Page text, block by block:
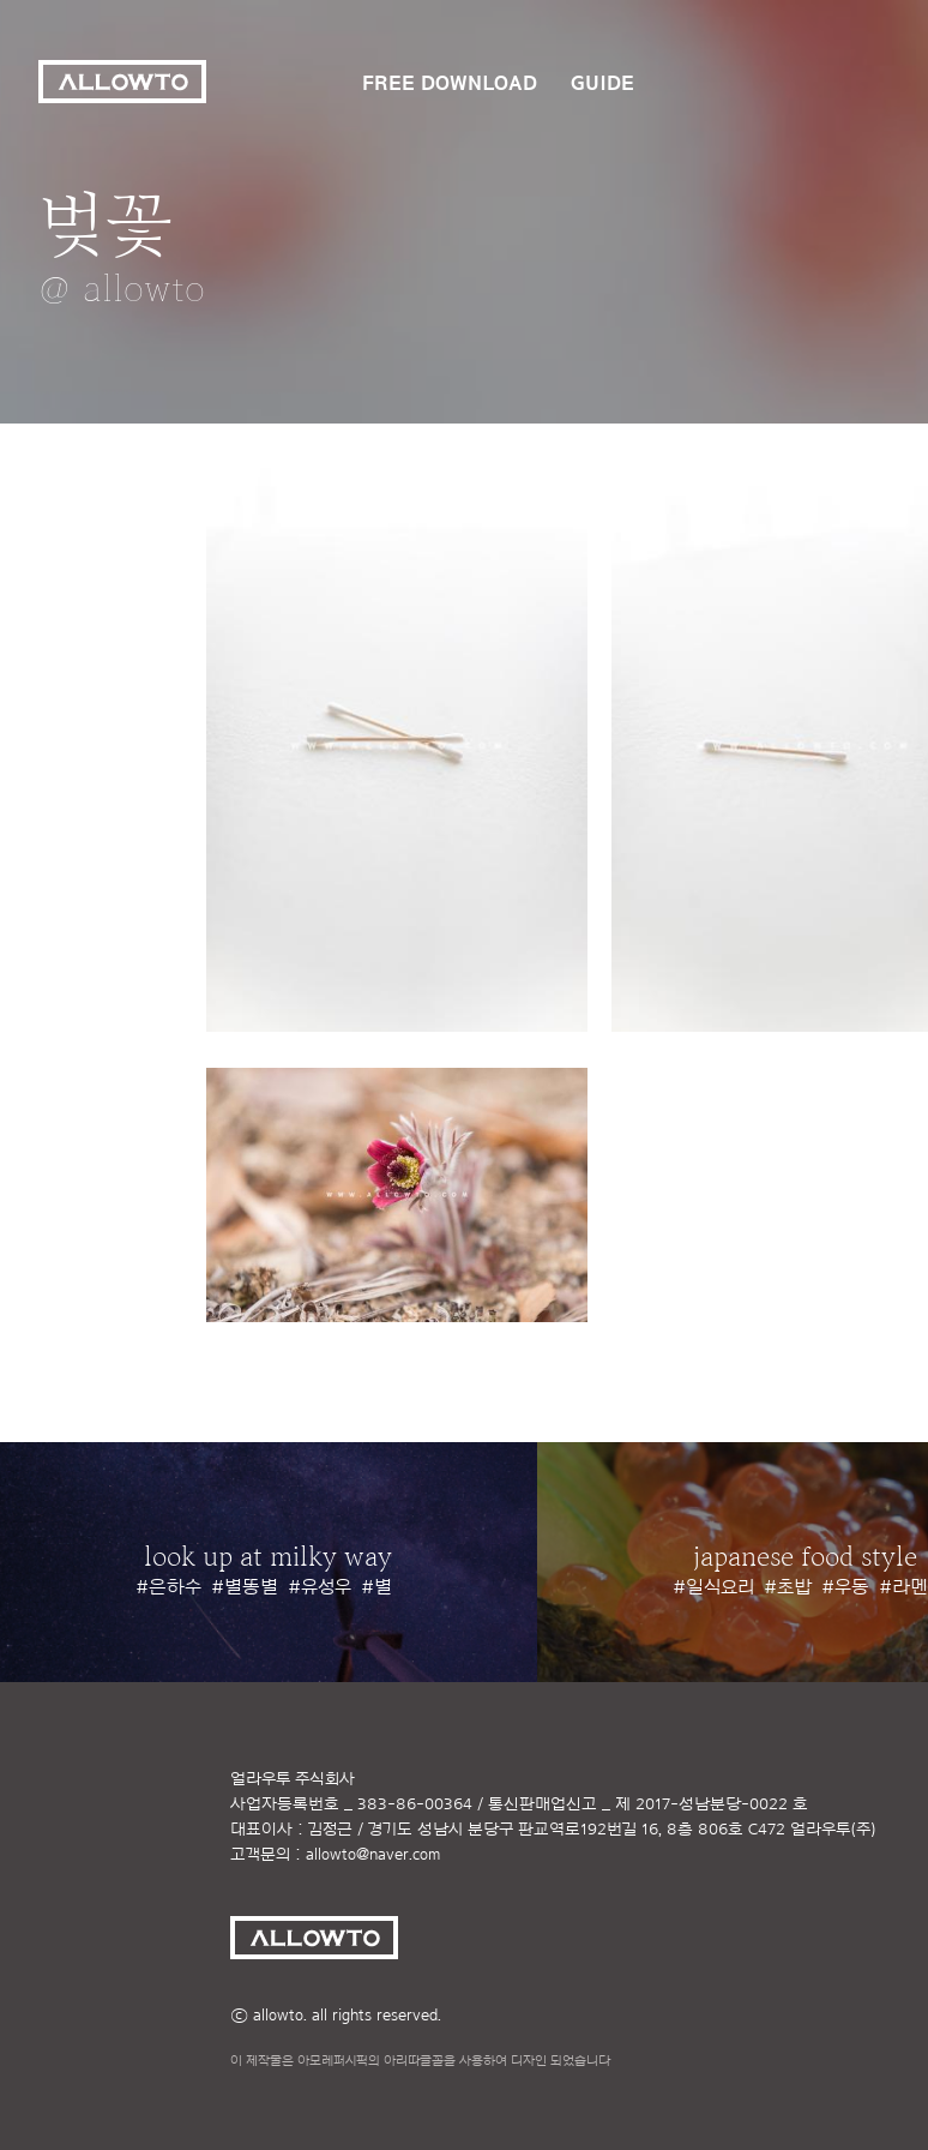
FREE DOWNLOAD GUIDE
벚꽃
@ allowto
샤워실
@ allowto
파도치는 바다
@ allowto
아파트
@ allowto
겨울한강의 세빛섬
@ allowto
look up at milky way
#은하수 #별똥별 #유성우 #별
japanese food style
#일식요리 #초밥 #우동 #라멘
얼라우투 주식회사
사업자등록번호 _ 383-86-00364 / 통신판매업신고 _ 제 2017-성남분당-0022 호
대표이사 : 김정근 / 경기도 성남시 분당구 판교역로192번길 16, 8층 806호 C472 얼라우투(주)
고객문의 : allowto@naver.com
ⓒ allowto. all rights reserved.
이 제작물은 아모레퍼시픽의 아리따글꼴을 사용하여 디자인 되었습니다